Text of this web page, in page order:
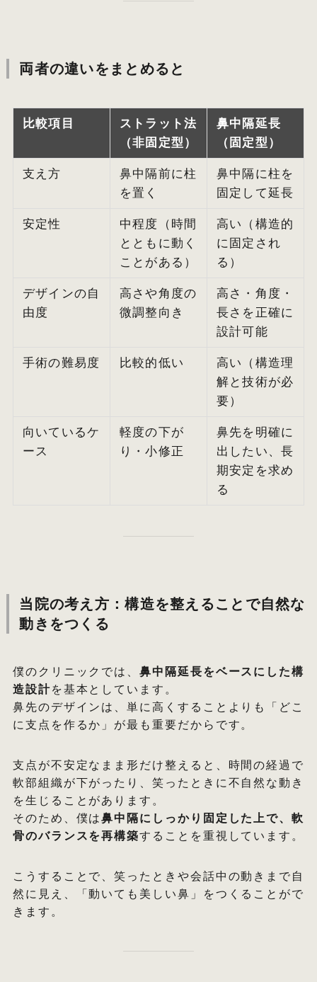
両者の違いをまとめると
比較項目
ストラット法
（非固定型）
鼻中隔延長
（固定型）
支え方
鼻中隔前に柱
を置く
鼻中隔に柱を
固定して延長
安定性
中程度（時間
とともに動く
ことがある）
高い（構造的
に固定され
る）
デザインの自
由度
高さや角度の
微調整向き
高さ・角度・
長さを正確に
設計可能
手術の難易度 比較的低い
高い（構造理
解と技術が必
要）
向いているケ
ース
軽度の下が
り・小修正
鼻先を明確に
出したい、長
期安定を求め
る
当院の考え方：構造を整えることで自然な
動きをつくる
僕のクリニックでは、鼻中隔延長をベースにした構
造設計を基本としています。
鼻先のデザインは、単に高くすることよりも「どこ
に支点を作るか」が最も重要だからです。
支点が不安定なまま形だけ整えると、時間の経過で
軟部組織が下がったり、笑ったときに不自然な動き
を生じることがあります。
そのため、僕は鼻中隔にしっかり固定した上で、軟
骨のバランスを再構築することを重視しています。
こうすることで、笑ったときや会話中の動きまで自
然に見え、「動いても美しい鼻」をつくることがで
きます。